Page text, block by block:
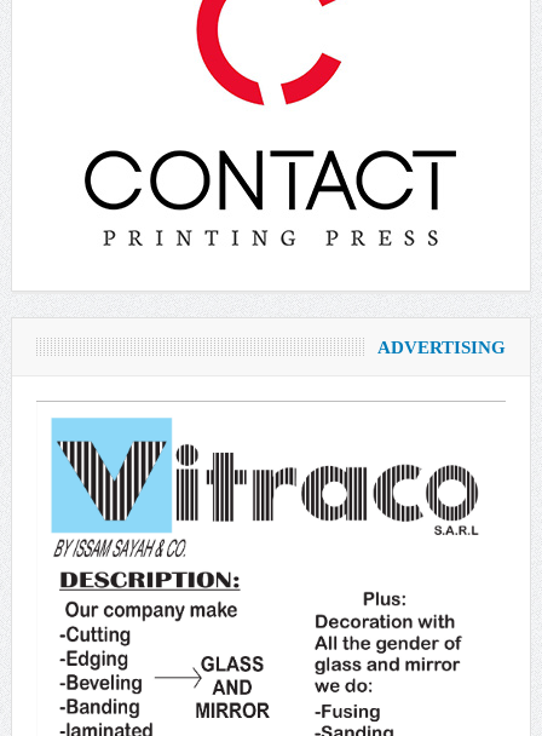
ADVERTISING